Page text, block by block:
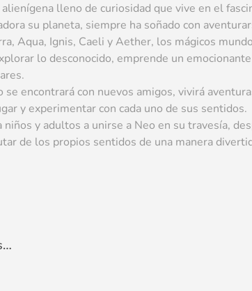
lleno de curiosidad que vive en el
su planeta, siempre ha soñado con
Aqua, Ignis, Caeli y Aether, los mágicos
lo desconocido, emprende un
se encontrará con nuevos amigos, vivirá
y experimentar con cada uno de sus sentidos.
niños y adultos a unirse a Neo en su travesía,
de los propios sentidos de una manera
Los emocicuentos; hablemos de emociones para aprender a gestionarlas